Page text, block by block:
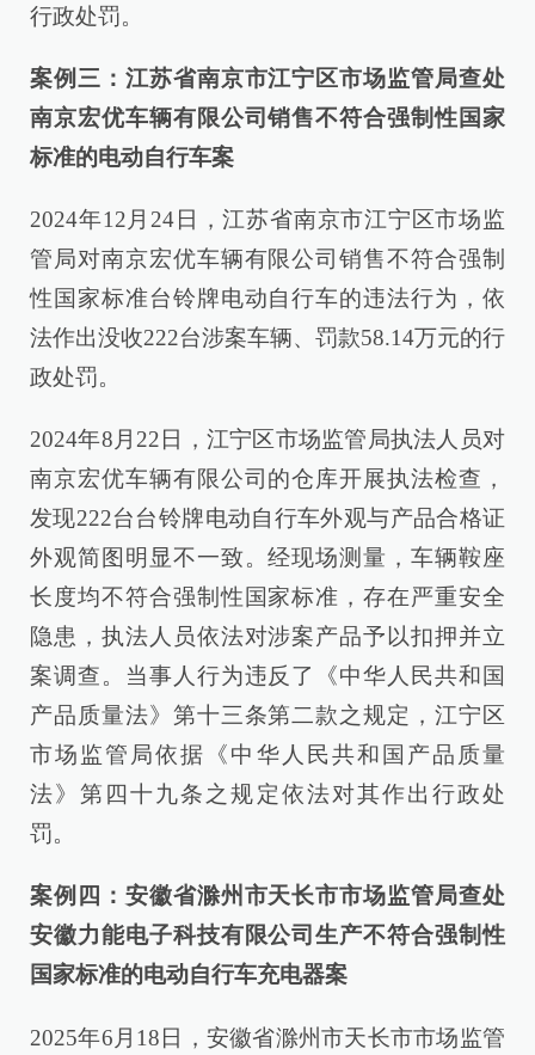
行政处罚。
案例三：江苏省南京市江宁区市场监管局查处
南京宏优车辆有限公司销售不符合强制性国家
标准的电动自行车案
2024年12月24日，江苏省南京市江宁区市场监
管局对南京宏优车辆有限公司销售不符合强制
性国家标准台铃牌电动自行车的违法行为，依
法作出没收222台涉案车辆、罚款58.14万元的行
政处罚。
2024年8月22日，江宁区市场监管局执法人员对
南京宏优车辆有限公司的仓库开展执法检查，
发现222台台铃牌电动自行车外观与产品合格证
外观简图明显不一致。经现场测量，车辆鞍座
长度均不符合强制性国家标准，存在严重安全
隐患，执法人员依法对涉案产品予以扣押并立
案调查。当事人行为违反了《中华人民共和国
产品质量法》第十三条第二款之规定，江宁区
市场监管局依据《中华人民共和国产品质量
法》第四十九条之规定依法对其作出行政处
罚。
案例四：安徽省滁州市天长市市场监管局查处
安徽力能电子科技有限公司生产不符合强制性
国家标准的电动自行车充电器案
2025年6月18日，安徽省滁州市天长市市场监管